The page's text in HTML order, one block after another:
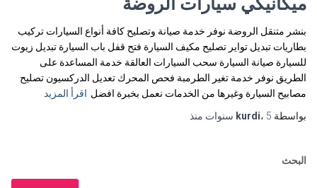
بنشر متنقل الروضة نوفر خدمة صيانة وتصليح كافة أنواع السيارات تركيب
بطاريات تبديل تواير تصليح مكيف السيارة فتح قفل باب السيارة تبديل زيوت
للسيارة صيانة السيارة سحب السيارات العالقة خدمة المساعدة على
الطريق نوفر خدمة تغير الطرمبة فحص المحرك تعديل الدركسيون تصليح
مصابيح السيارة وغيرها من الخدمات نعمل بخبرة افضل اقرأ المزيد
بواسطة
kurdi، 5 سنوات منذ
البحث